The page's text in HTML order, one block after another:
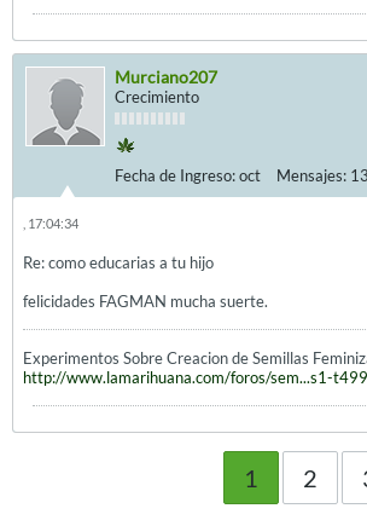
Murciano207
Crecimiento
Fecha de Ingreso:oct Mensajes:
, 17:04:34
Re: como educarias a tu hijo
felicidades FAGMAN mucha suerte.
Experimentos Sobre Creacion de Semillas
http://www.lamarihuana.com/foros/sem...s1-
1 2